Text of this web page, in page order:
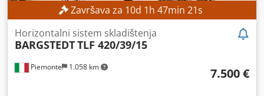
Završava za 10d 1h 47min 19s
Piemonte 1.058 km
Horizontalni sistem skladištenja
BARGSTEDTTLF 420/39/15
7.500 €